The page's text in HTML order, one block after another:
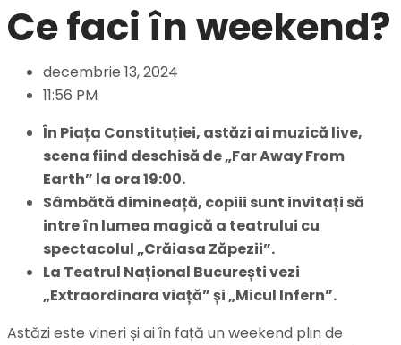
Ce faci în weekend?
decembrie 13, 2024
11:56 PM
În Piața Constituției, astăzi ai muzică live,
scena fiind deschisă de „Far Away From
Earth” la ora 19:00.
Sâmbătă dimineață, copiii sunt invitați să
intre în lumea magică a teatrului cu
spectacolul „Crăiasa Zăpezii”.
La Teatrul Național București vezi
„Extraordinara viață” și „Micul Infern”.
Astăzi este vineri și ai în față un weekend plin de